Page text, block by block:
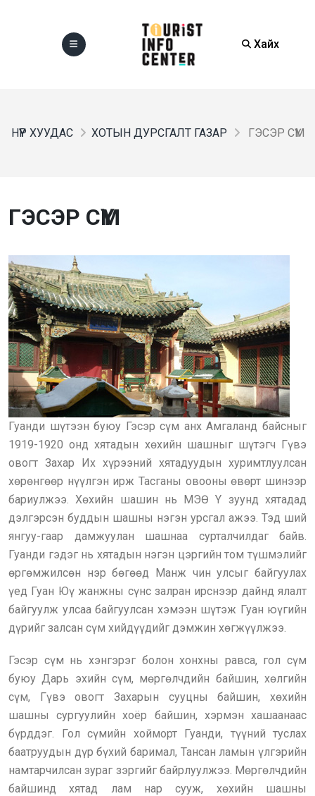
Хайх
НҮҮР ХУУДАС ХОТЫН ДУРСГАЛТ ГАЗАР ГЭСЭР СҮМ
ГЭСЭР СҮМ
Гуанди шүтээн буюу Гэсэр сүм анх Амгаланд байсныг
1919-1920 онд хятадын хөхийн шашныг шүтэгч Гүвэ
овогт Захар Их хүрээний хятадуудын хуримтлуулсан
хөрөнгөөр нүүлгэн ирж Тасганы овооны өвөрт шинээр
бариулжээ. Хөхийн шашин нь МЭӨ Y зуунд хятадад
дэлгэрсэн буддын шашны нэгэн урсгал ажээ. Тэд ший
янгуу-гаар дамжуулан шашнаа сурталчилдаг байв.
Гуанди гэдэг нь хятадын нэгэн цэргийн том түшмэлийг
өргөмжилсөн нэр бөгөөд Манж чин улсыг байгуулах
үед Гуан Юү жанжны сүнс залран ирснээр дайнд ялалт
байгуулж улсаа байгуулсан хэмээн шүтэж Гуан юүгийн
дүрийг залсан сүм хийдүүдийг дэмжин хөгжүүлжээ.
Гэсэр сүм нь хэнгэрэг болон хонхны равса, гол сүм
буюу Дарь эхийн сүм, мөргөлчдийн байшин, хөлгийн
сүм, Гүвэ овогт Захарын сууцны байшин, хөхийн
шашны сургуулийн хоёр байшин, хэрмэн хашаанаас
бүрддэг. Гол сүмийн хойморт Гуанди, түүний туслах
баатруудын дүр бүхий баримал, Тансан ламын үлгэрийн
намтарчилсан зураг зэргийг байрлуулжээ. Мөргөлчдийн
байшинд хятад лам нар сууж, хөхийн шашны